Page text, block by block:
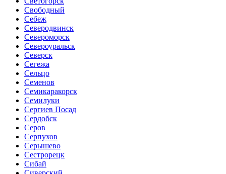
Свободный
Себеж
Северодвинск
Североморск
Североуральск
Северск
Сегежа
Сельцо
Семенов
Семикаракорск
Семилуки
Сергиев Посад
Сердобск
Серов
Серпухов
Серышево
Сестрорецк
Сибай